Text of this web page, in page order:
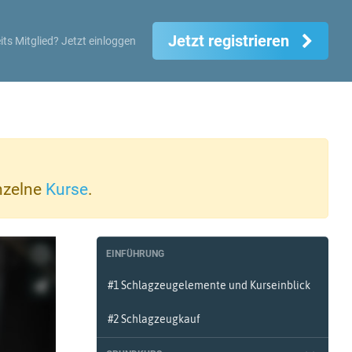
Mitglied? Jetzt einloggen Jetzt registrieren
Kurse.
EINFÜHRUNG
#1 Schlagzeugelemente und Kurseinblick
#2 Schlagzeugkauf